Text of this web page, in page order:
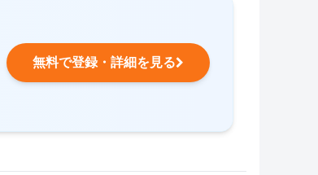
無料で登録・詳細を見る